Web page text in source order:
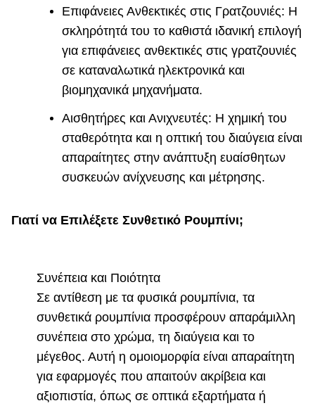
Επιφάνειες Ανθεκτικές στις Γρατζουνιές: Η
σκληρότητά του το καθιστά ιδανική επιλογή
για επιφάνειες ανθεκτικές στις γρατζουνιές
σε καταναλωτικά ηλεκτρονικά και
βιομηχανικά μηχανήματα.
Αισθητήρες και Ανιχνευτές: Η χημική του
σταθερότητα και η οπτική του διαύγεια είναι
απαραίτητες στην ανάπτυξη ευαίσθητων
συσκευών ανίχνευσης και μέτρησης.
Γιατί να Επιλέξετε Συνθετικό Ρουμπίνι;
Συνέπεια και Ποιότητα
Σε αντίθεση με τα φυσικά ρουμπίνια, τα
συνθετικά ρουμπίνια προσφέρουν απαράμιλλη
συνέπεια στο χρώμα, τη διαύγεια και το
μέγεθος. Αυτή η ομοιομορφία είναι απαραίτητη
για εφαρμογές που απαιτούν ακρίβεια και
αξιοπιστία, όπως σε οπτικά εξαρτήματα ή